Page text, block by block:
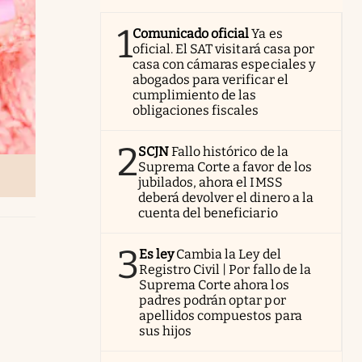
1Comunicado oficialYa es
oficial. El SAT visitará casa por
casa con cámaras especiales y
abogados para verificar el
cumplimiento de las
obligaciones fiscales
2SCJNFallo histórico de la
Suprema Corte a favor de los
jubilados, ahora el IMSS
deberá devolver el dinero a la
cuenta del beneficiario
3Es ley Cambia la Ley del
Registro Civil | Por fallo de la
Suprema Corte ahora los
padres podrán optar por
apellidos compuestos para
sus hijos